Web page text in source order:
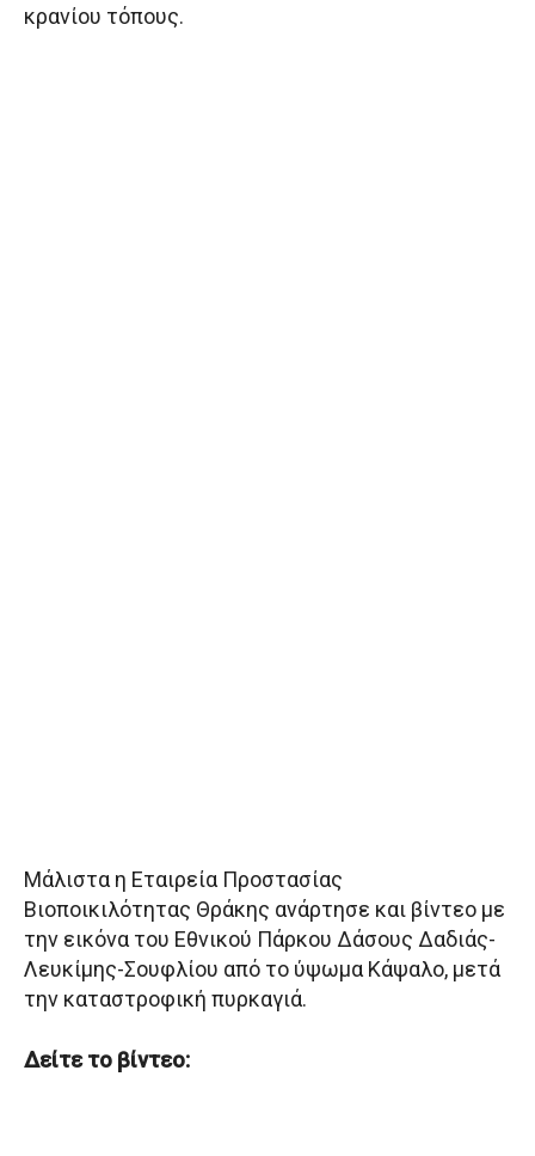
κρανίου τόπους.
Μάλιστα η Εταιρεία Προστασίας
Βιοποικιλότητας Θράκης ανάρτησε και βίντεο με
την εικόνα του Εθνικού Πάρκου Δάσους Δαδιάς-
Λευκίμης-Σουφλίου από το ύψωμα Κάψαλο, μετά
την καταστροφική πυρκαγιά.
Δείτε το βίντεο: